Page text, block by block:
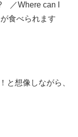
／Where can I
食べられます
と想像しながら、